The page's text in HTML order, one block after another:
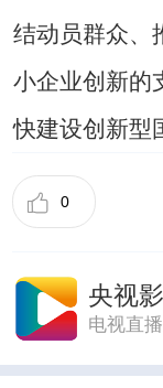
结动员群众、
小企业创新的
快建设创新型
0
央视
电视直